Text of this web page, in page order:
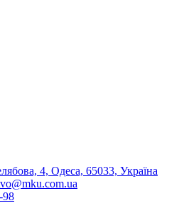
4, Одеса, 65033, Україна
98